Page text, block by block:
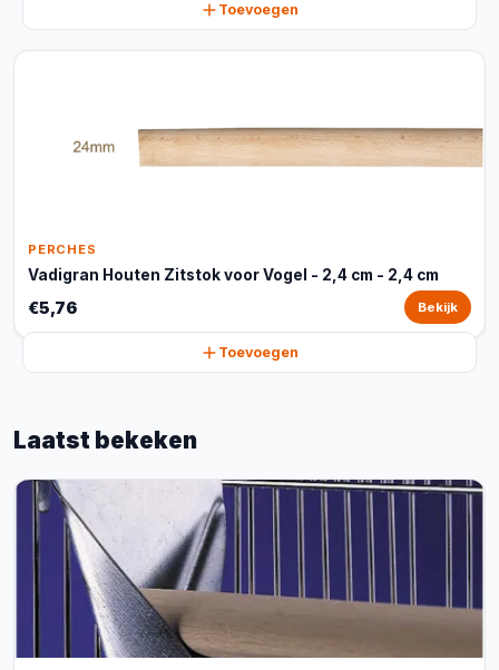
Toevoegen
PERCHES
Vadigran Houten Zitstok voor Vogel - 2,4 cm - 2,4 cm
€5,76 Bekijk
Toevoegen
Laatst bekeken